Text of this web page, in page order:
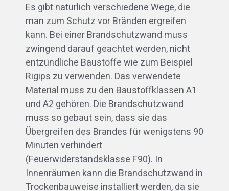
Es gibt natürlich verschiedene Wege, die
man zum Schutz vor Bränden ergreifen
kann. Bei einer Brandschutzwand muss
zwingend darauf geachtet werden, nicht
entzündliche Baustoffe wie zum Beispiel
Rigips zu verwenden. Das verwendete
Material muss zu den Baustoffklassen A1
und A2 gehören. Die Brandschutzwand
muss so gebaut sein, dass sie das
Übergreifen des Brandes für wenigstens 90
Minuten verhindert
(Feuerwiderstandsklasse F90). In
Innenräumen kann die Brandschutzwand in
Trockenbauweise installiert werden, da sie